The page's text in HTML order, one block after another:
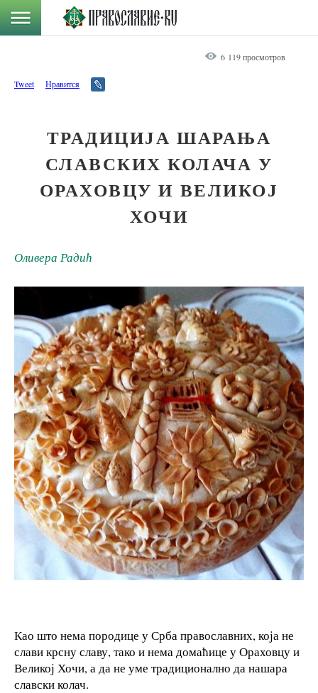
6 119 просмотров
Tweet Нравится
ТРАДИЦИЈА ШАРАЊА
СЛАВСКИХ КОЛАЧА У
ОРАХОВЦУ И ВЕЛИКОЈ
ХОЧИ
Оливера Радић
Као што нема породице у Срба православних, која не
слави крсну славу, тако и нема домаћице у Ораховцу и
Великој Хочи, а да не уме традиционално да нашара
славски колач.